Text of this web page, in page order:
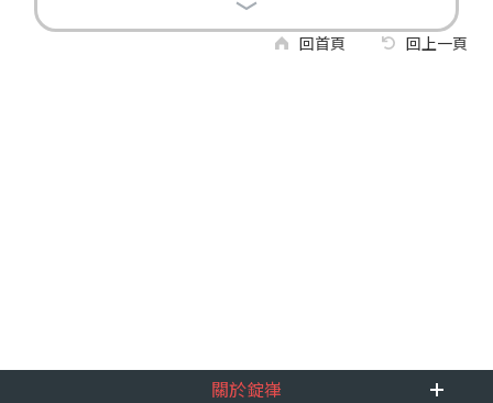
回首頁 回上一頁
關於錠嵂